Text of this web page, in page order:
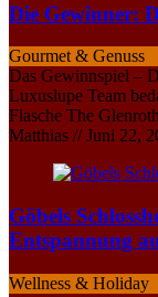
Die Gewinner:
Gourmet & Genuss
Das Gewinnspiel –
Luxuslupe Team
Flasche The
Matthias // Juni 22,
Göbels
Entspannung
Wellness & Holiday